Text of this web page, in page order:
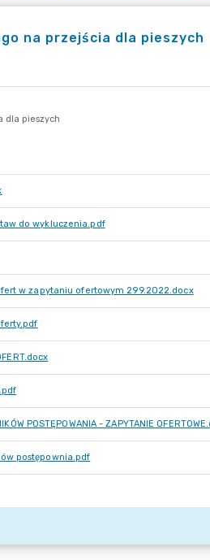
na przejścia dla pieszych
do wykluczenia.pdf
w zapytaniu ofertowym 299.2022.docx
POSTĘPOWANIA - ZAPYTANIE
postępownia.pdf